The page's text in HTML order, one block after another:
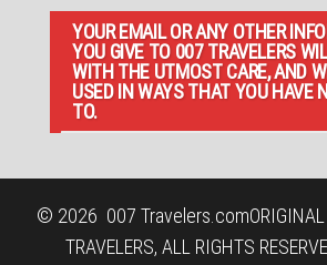
YOUR EMAIL OR ANY OTHER
YOU GIVE TO 007 TRAVELERS
WITH THE UTMOST CARE, AND
USED IN WAYS THAT YOU HAVE
TO.
© 2026 007 Travelers.com
TRAVELERS, ALL RIGHTS